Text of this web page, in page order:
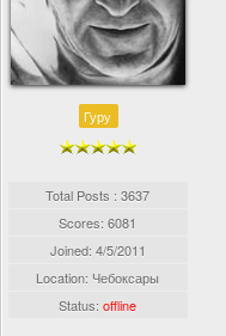
Гуру
Total Posts : 3637
Scores: 6081
Joined: 4/5/2011
Location: Чебоксары
Status:offline